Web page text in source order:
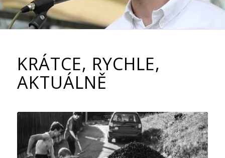
KRÁTCE, RYCHLE,
AKTUÁLNĚ